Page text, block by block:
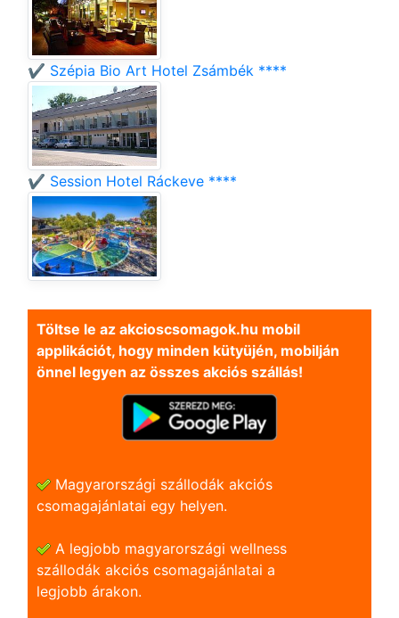
✔️ Szépia Bio Art Hotel Zsámbék ****
✔️ Session Hotel Ráckeve ****
Töltse le az akcioscsomagok.hu mobil
applikációt, hogy minden kütyüjén, mobilján
önnel legyen az összes akciós szállás!
Magyarországi szállodák akciós
csomagajánlatai egy helyen.
A legjobb magyarországi wellness
szállodák akciós csomagajánlatai a
legjobb árakon.